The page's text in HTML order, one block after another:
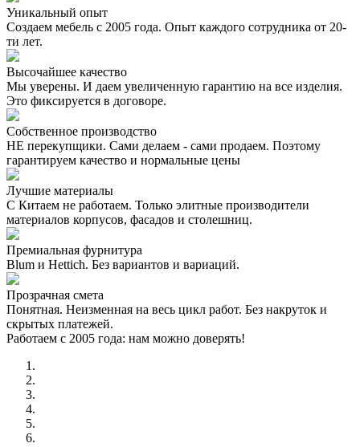
Уникальный опыт
Создаем мебель с 2005 года. Опыт каждого сотрудника от 20-
ти лет.
Высочайшее качество
Мы уверены. И даем увеличенную гарантию на все изделия.
Это фиксируется в договоре.
Собственное производство
НЕ перекупщики. Сами делаем - сами продаем. Поэтому
гарантируем качество и нормальные цены
Лучшие материалы
С Китаем не работаем. Только элитные производители
материалов корпусов, фасадов и столешниц.
Премиальная фурнитура
Blum и Hettich. Без вариантов и вариаций.
Прозрачная смета
Понятная. Неизменная на весь цикл работ. Без накруток и
скрытых платежей.
Работаем с 2005 года: нам можно доверять!